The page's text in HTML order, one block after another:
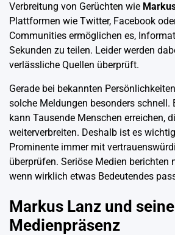
Verbreitung von Gerüchten wie
Plattformen wie Twitter, Facebook
Communities ermöglichen es,
Sekunden zu teilen. Leider werden
verlässliche Quellen überprüft.
Gerade bei bekannten
solche Meldungen besonders schnell.
kann Tausende Menschen erreichen,
weiterverbreiten. Deshalb ist es
Prominente immer mit
überprüfen. Seriöse Medien berichten
wenn wirklich etwas Bedeutendes
Markus Lanz und
Medienpräsenz